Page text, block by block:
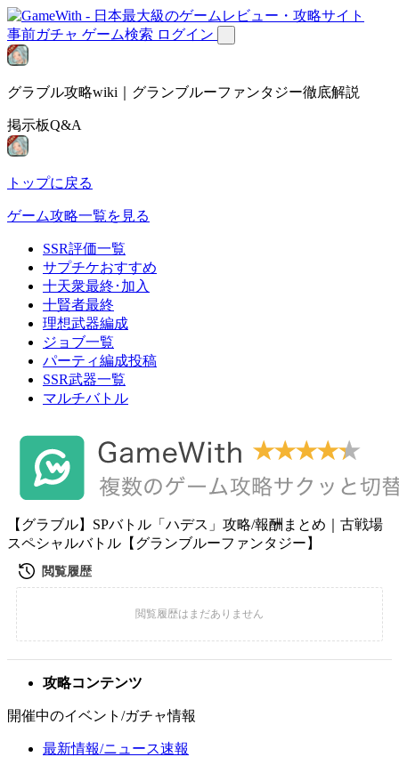
事前ガチャ ゲーム検索 ログイン
グラブル攻略wiki｜グランブルーファンタジー徹底解説
掲示板Q&A
トップに戻る
ゲーム攻略一覧を見る
SSR評価一覧
サプチケおすすめ
十天衆最終･加入
十賢者最終
理想武器編成
ジョブ一覧
パーティ編成投稿
SSR武器一覧
マルチバトル
【グラブル】SPバトル「ハデス」攻略/報酬まとめ｜古戦場
スペシャルバトル【グランブルーファンタジー】
攻略コンテンツ
開催中のイベント/ガチャ情報
最新情報/ニュース速報